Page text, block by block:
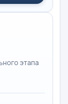
этапа